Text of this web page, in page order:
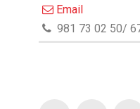
Email
981 73 02 50/